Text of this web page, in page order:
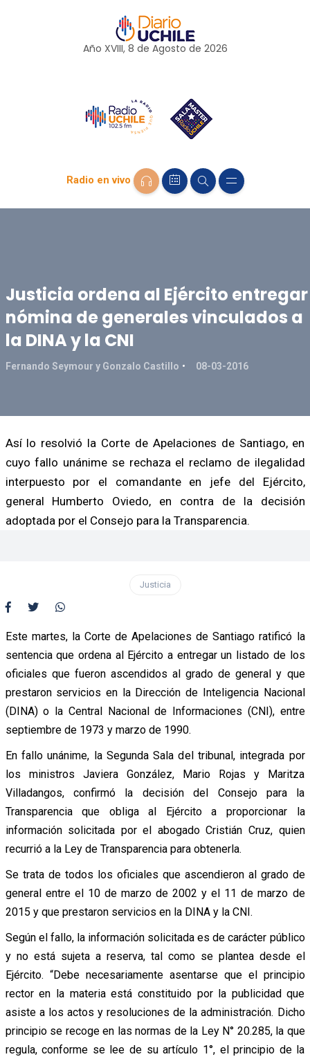
Año XVIII, 8 de Agosto de 2026
Radio en vivo
Justicia ordena al Ejército entregar
nómina de generales vinculados a
la DINA y la CNI
Fernando Seymour y Gonzalo Castillo 08-03-2016
Así lo resolvió la Corte de Apelaciones de Santiago, en
cuyo fallo unánime se rechaza el reclamo de ilegalidad
interpuesto por el comandante en jefe del Ejército,
general Humberto Oviedo, en contra de la decisión
adoptada por el Consejo para la Transparencia.
Justicia
Este martes, la Corte de Apelaciones de Santiago ratificó la
sentencia que ordena al Ejército a entregar un listado de los
oficiales que fueron ascendidos al grado de general y que
prestaron servicios en la Dirección de Inteligencia Nacional
(DINA) o la Central Nacional de Informaciones (CNI), entre
septiembre de 1973 y marzo de 1990.
En fallo unánime, la Segunda Sala del tribunal, integrada por
los ministros Javiera González, Mario Rojas y Maritza
Villadangos, confirmó la decisión del Consejo para la
Transparencia que obliga al Ejército a proporcionar la
información solicitada por el abogado Cristián Cruz, quien
recurrió a la Ley de Transparencia para obtenerla.
Se trata de todos los oficiales que ascendieron al grado de
general entre el 10 de marzo de 2002 y el 11 de marzo de
2015 y que prestaron servicios en la DINA y la CNI.
Según el fallo, la información solicitada es de carácter público
y no está sujeta a reserva, tal como se plantea desde el
Ejército. “Debe necesariamente asentarse que el principio
rector en la materia está constituido por la publicidad que
asiste a los actos y resoluciones de la administración. Dicho
principio se recoge en las normas de la Ley N° 20.285, la que
regula, conforme se lee de su artículo 1°, el principio de la